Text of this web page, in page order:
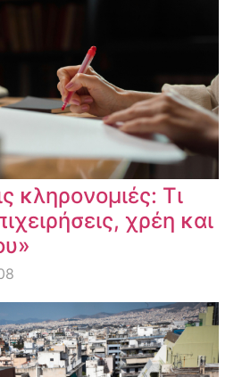
κληρονομιές: Τι
χρέη και